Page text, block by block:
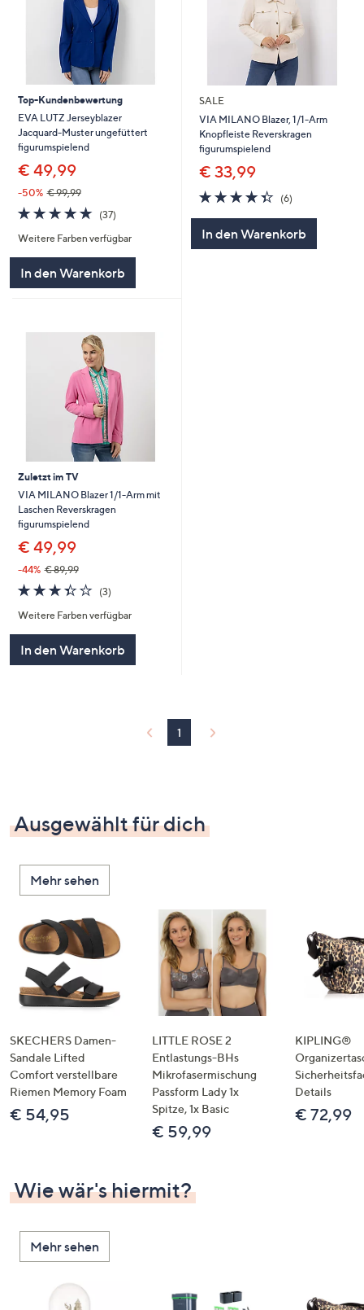
Top-Kundenbewertung
EVA LUTZ Jerseyblazer
Jacquard-Muster ungefüttert
figurumspielend
€ 49,99
-50% € 99,99
4.7
von
5
(37)37
Weitere Farben verfügbar
In den Warenkorb
SALE
VIA MILANO Blazer, 1/1-Arm
Knopfleiste Reverskragen
figurumspielend
€ 33,99
4.3
von
(6)6
In den Warenkorb
Zuletzt im TV
VIA MILANO Blazer 1/1-Arm mit
Laschen Reverskragen
figurumspielend
€ 49,99
-44% € 89,99
3.3
von
5
(3)3
Weitere Farben verfügbar
In den Warenkorb
1
Ausgewählt für dich
Mehr sehen
SKECHERS Damen-
Sandale Lifted
Comfort verstellbare
Riemen Memory Foam
€ 54,95
LITTLE ROSE 2
Entlastungs-BHs
Mikrofasermischung
Passform Lady 1x
Spitze, 1x Basic
€ 59,99
KIPLING®
Details
€ 72,99
Wie wär's hiermit?
Mehr sehen